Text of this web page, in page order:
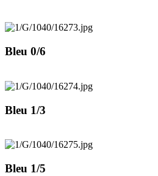
Bleu 0/6
Bleu 1/3
Bleu 1/5